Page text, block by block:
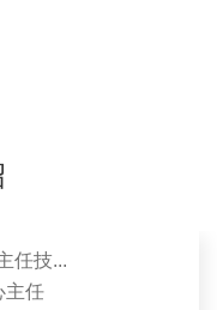
任技...
主任